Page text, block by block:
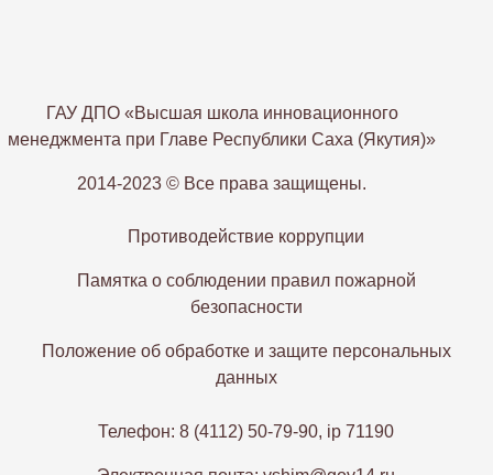
ГАУ ДПО «Высшая школа инновационного
менеджмента при Главе Республики Саха (Якутия)»
2014-2023 © Все права защищены.
Противодействие коррупции
Памятка о соблюдении правил пожарной
безопасности
Положение об обработке и защите персональных
данных
Телефон: 8 (4112) 50-79-90, ip 71190